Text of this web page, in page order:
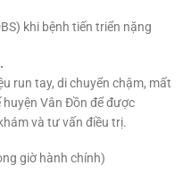
khi bệnh tiến triển nặng
run tay, di chuyển chậm, mất
Vân Đồn để được
và tư vấn điều trị.
giờ hành chính)